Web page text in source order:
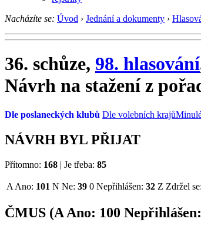
Nacházíte se: Úvod › Jednání a dokumenty ›
36. schůze, 98. hlasování
Návrh na stažení z
Dle poslaneckých klubů Dle volebních krajů
NÁVRH BYL PŘIJAT
Přítomno: 168 | Je třeba: 85
A Ano: 101 N Ne: 39 0 Nepřihlášen: 32 Z Zdržel se:
ČMUS (AAno: 100 Nepřihlášen: